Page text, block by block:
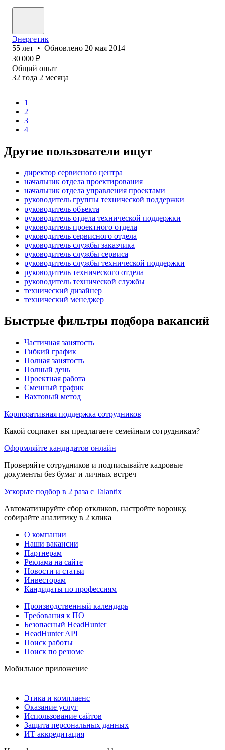
Энергетик
55 лет • Обновлено 20 мая 2014
30 000 ₽
Общий опыт
32 года 2 месяца
1
2
3
4
Другие пользователи ищут
директор сервисного центра
начальник отдела проектирования
начальник отдела управления проектами
руководитель группы технической поддержки
руководитель объекта
руководитель отдела технической поддержки
руководитель проектного отдела
руководитель сервисного отдела
руководитель службы заказчика
руководитель службы сервиса
руководитель службы технической поддержки
руководитель технического отдела
руководитель технической службы
технический дизайнер
технический менеджер
Быстрые фильтры подбора вакансий
Частичная занятость
Гибкий график
Полная занятость
Полный день
Проектная работа
Сменный график
Вахтовый метод
Корпоративная поддержка сотрудников
Какой соцпакет вы предлагаете семейным сотрудникам?
Оформляйте кандидатов онлайн
Проверяйте сотрудников и подписывайте кадровые
документы без бумаг и личных встреч
Ускорьте подбор в 2 раза с Talantix
Автоматизируйте сбор откликов, настройте воронку,
собирайте аналитику в 2 клика
О компании
Наши вакансии
Партнерам
Реклама на сайте
Новости и статьи
Инвесторам
Кандидаты по профессиям
Производственный календарь
Требования к ПО
Безопасный HeadHunter
HeadHunter API
Поиск работы
Поиск по резюме
Мобильное приложение
Этика и комплаенс
Оказание услуг
Использование сайтов
Защита персональных данных
ИТ аккредитация